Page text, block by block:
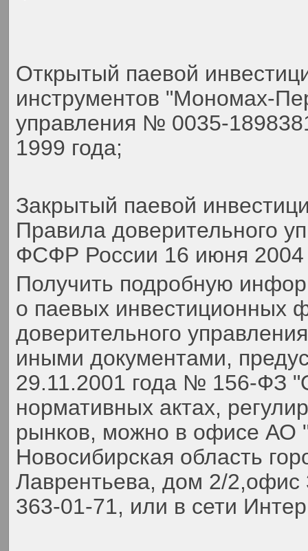
Открытый паевой
инструментов "Мономах-
управления № 0035-
1999 года;
Закрытый паевой
Правила доверительного
ФСФР России 16 июня 2004
Получить подробную
о паевых инвестиционных
доверительного
иными документами,
29.11.2001 года № 156-ФЗ
нормативных актах,
рынков, можно в офисе АО
Новосибирская область
Лаврентьева, дом 2/
363-01-71, или в сети